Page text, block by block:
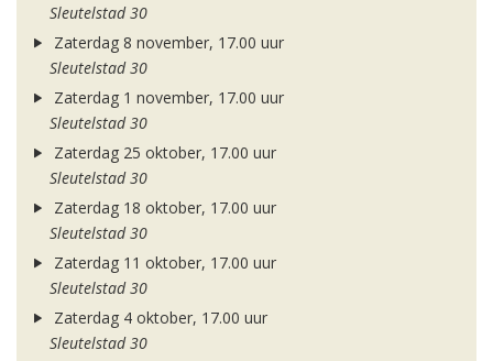
Sleutelstad 30
Zaterdag 8 november, 17.00 uur
Sleutelstad 30
Zaterdag 1 november, 17.00 uur
Sleutelstad 30
Zaterdag 25 oktober, 17.00 uur
Sleutelstad 30
Zaterdag 18 oktober, 17.00 uur
Sleutelstad 30
Zaterdag 11 oktober, 17.00 uur
Sleutelstad 30
Zaterdag 4 oktober, 17.00 uur
Sleutelstad 30